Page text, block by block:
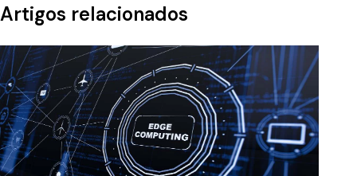
Artigos relacionados